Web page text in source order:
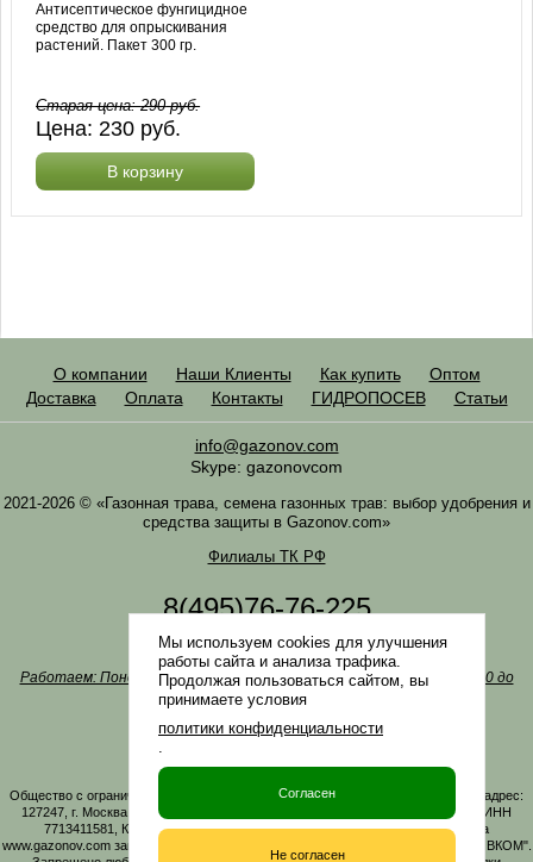
Антисептическое фунгицидное
средство для опрыскивания
растений. Пакет 300 гр.
Старая цена:290руб.
Цена:230 руб.
В корзину
О компании Наши Клиенты Как купить
Оптом
Доставка
Оплата Контакты ГИДРОПОСЕВ Статьи
info@gazonov.com
Skype: gazonovcom
2021-2026 © «Газонная трава, семена газонных трав: выбор удобрения и
средства защиты в Gazonov.com»
Филиалы ТК РФ
8(495)76-76-225
8(985)76-76-335
Наша почтаinfo@gazonov.com
Работаем: Понедельник-четверг с 10:00 до 18:00, пятница - с 10:00 до
17:00
Наши награды и письма
Политика конфиденциальности
Заказать обратный звонок
Общество с ограниченной ответственностью «ГАЗОНОВКОМ» Юридический адрес:
127247, г. Москва, Дмитровское ш., д. 100, стр. 2, этаж 01, помещение 3106 ИНН
7713411581, КПП 771301001 ОГРН 1167746161219. Все материалы сайта
www.gazonov.com защищены авторским правом и принадлежат ООО "ГАЗОНОВКОМ".
Мы используем cookies для улучшения
работы сайта и анализа трафика.
Продолжая пользоваться сайтом, вы
принимаете условия
политики конфиденциальности
.
Согласен
Не согласен